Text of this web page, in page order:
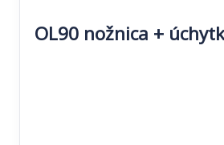
OL90 nožnica +